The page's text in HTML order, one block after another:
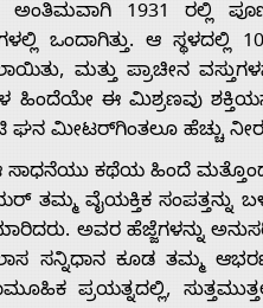
ಅಂತಿಮವಾಗಿ 1931 ರಲ್ಲಿ
ಆ ಸ್ಥಳದಲ್ಲಿ
ಮತ್ತು ಪ್ರಾಚೀನ
ಹಿಂದೆಯೇ ಈ ಮಿಶ್ರಣವು
ಘನ ಮೀಟರ್‌ಗಿಂತಲೂ ಹೆಚ್ಚು
ಕಥೆಯ ಹಿಂದೆ ಮತ್ತೊಂದು
ತಮ್ಮ ವೈಯಕ್ತಿಕ ಸಂಪತ್ತನ್ನು
ಅವರ ಹೆಜ್ಜೆಗಳನ್ನು
ಸನ್ನಿಧಾನ ಕೂಡ ತಮ್ಮ
ಪ್ರಯತ್ನದಲ್ಲಿ,